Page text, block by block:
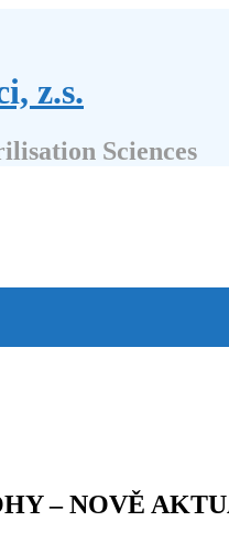
z.s.
Sciences
– NOVĚ